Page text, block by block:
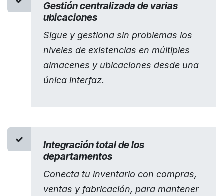
Gestión centralizada de varias
ubicaciones
Sigue y gestiona sin problemas los
niveles de existencias en múltiples
almacenes y ubicaciones desde una
única interfaz.
Integración total de los
departamentos
Conecta tu inventario con compras,
ventas y fabricación, para mantener